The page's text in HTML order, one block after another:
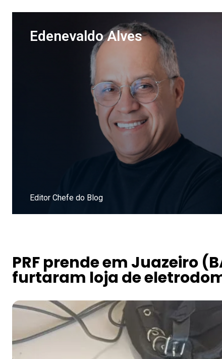
Edenevaldo Alves
Editor Chefe do Blog
PRF prende em Juazeiro
furtaram loja de